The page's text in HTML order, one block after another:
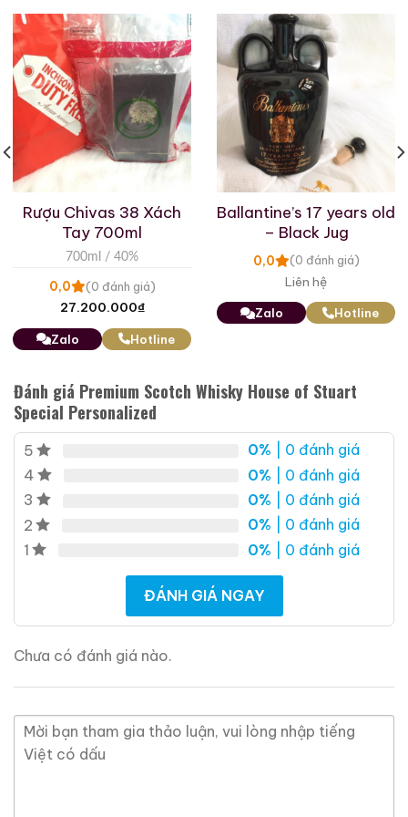
Rượu Thuốc Chí Bảo
Tam Dương
0,0 (0 đánh giá)
Zalo Hotline
Rượu Mao Đài Quý
Châu Ngũ Sao – Cáp
Họa Hữu Nghị 2021
500ml / 53%
Zalo Hotline
Giới Thiệu Một Số Mẫu Rượu Whisky
Macallan 18 Sherry
Rượu Chivas 38 Xách
Tay 700ml
700ml / 40%
0,0 (0 đánh giá)
27.200.000₫
Zalo Hotline
Ballantine’s 17 years old
– Black Jug
0,0 (0 đánh giá)
Liên hệ
Zalo Hotline
Đánh giá Premium Scotch Whisky House of Stuart
Special Personalized
5 0% | 0 đánh giá
4
0% | 0 đánh giá
3
0% | 0 đánh giá
2
0% | 0 đánh giá
1
0% | 0 đánh giá
ĐÁNH GIÁ NGAY
Chưa có đánh giá nào.